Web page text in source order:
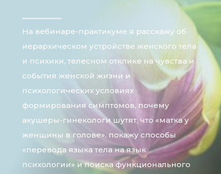
На вебинаре-практикуме я расскажу об
иерархическом устройстве женского тела
и психики, телесном отклике на чувства и
события женской жизни и
психологических условиях
формирования симптомов, почему
акушеры-гинекологи шутят, что «матка у
женщины в голове», покажу способы
«перевода языка тела на язык
психологии» и поиска функционального